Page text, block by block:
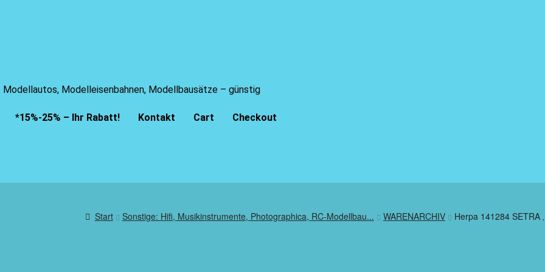
Modellautos, Modelleisenbahnen, Modellbausätze – günstig
*15%-25% – Ihr Rabatt! Kontakt Cart Checkout
Start Sonstige: Hifi, Musikinstrumente, Photographica, RC-Modellbau... WARENARCHIV Herpa 141284 SETRA